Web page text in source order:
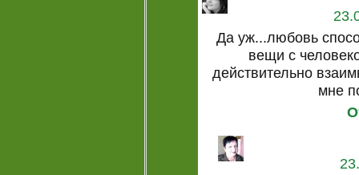
Да уж...любовь
вещи с
действительно
мне